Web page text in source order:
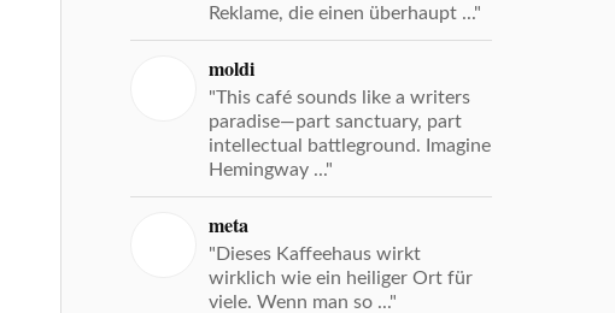
Reklame, die einen überhaupt ..."
moldi
"This café sounds like a writers
paradise—part sanctuary, part
intellectual battleground. Imagine
Hemingway ..."
meta
"Dieses Kaffeehaus wirkt
wirklich wie ein heiliger Ort für
viele. Wenn man so ..."